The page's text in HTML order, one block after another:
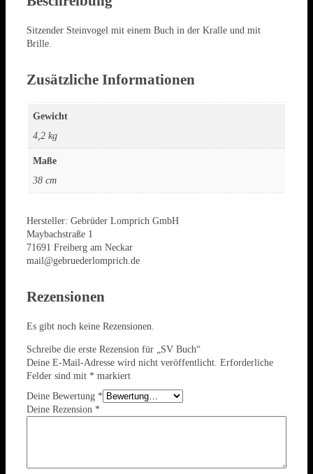
Sitzender Steinvogel mit einem Buch in der Kralle und mit
Brille.
Zusätzliche Informationen
Gewicht
4,2 kg
Maße
38 cm
Hersteller: Gebrüder Lomprich GmbH
Maybachstraße 1
71691 Freiberg am Neckar
mail@gebruederlomprich.de
Rezensionen
Es gibt noch keine Rezensionen.
Schreibe die erste Rezension für „SV Buch“
Deine E-Mail-Adresse wird nicht veröffentlicht. Erforderliche
Felder sind mit * markiert
Deine Bewertung *
Deine Rezension *